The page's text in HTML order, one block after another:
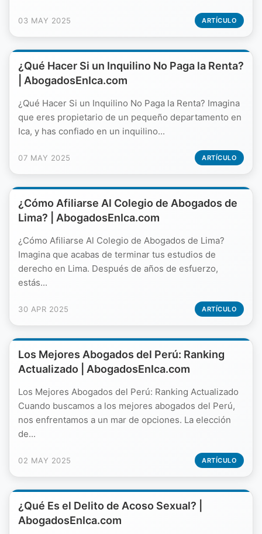
03 MAY 2025 ARTÍCULO
¿Qué Hacer Si un Inquilino No Paga la Renta?
| AbogadosEnIca.com
¿Qué Hacer Si un Inquilino No Paga la Renta? Imagina
que eres propietario de un pequeño departamento en
Ica, y has confiado en un inquilino...
07 MAY 2025 ARTÍCULO
¿Cómo Afiliarse Al Colegio de Abogados de
Lima? | AbogadosEnIca.com
¿Cómo Afiliarse Al Colegio de Abogados de Lima?
Imagina que acabas de terminar tus estudios de
derecho en Lima. Después de años de esfuerzo,
estás...
30 APR 2025 ARTÍCULO
Los Mejores Abogados del Perú: Ranking
Actualizado | AbogadosEnIca.com
Los Mejores Abogados del Perú: Ranking Actualizado
Cuando buscamos a los mejores abogados del Perú,
nos enfrentamos a un mar de opciones. La elección
de...
02 MAY 2025 ARTÍCULO
¿Qué Es el Delito de Acoso Sexual? |
AbogadosEnIca.com